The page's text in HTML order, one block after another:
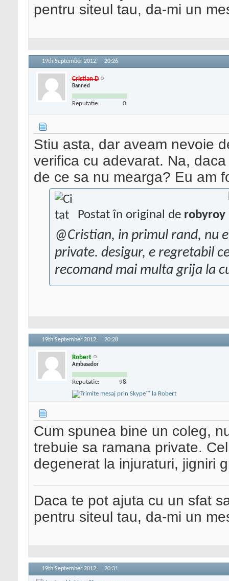
pentru siteul tau, da-mi un
19th September 2012, 20:26
Cristian D
Banned
Reputatie: 0
Stiu asta, dar aveam nevoie
verifica cu adevarat. Na,
de ce sa nu mearga? Eu am
Postat în original de robyroy
@Cristian, in primul rand, nu
private. desigur, e regretabil
recomand mai multa grija la
19th September 2012, 20:28
Robert
Ambasador
Reputatie: 98
Cum spunea bine un coleg,
trebuie sa ramana private.
degenerat la injuraturi, jigniri
Daca te pot ajuta cu un sfat
pentru siteul tau, da-mi un
19th September 2012, 20:31